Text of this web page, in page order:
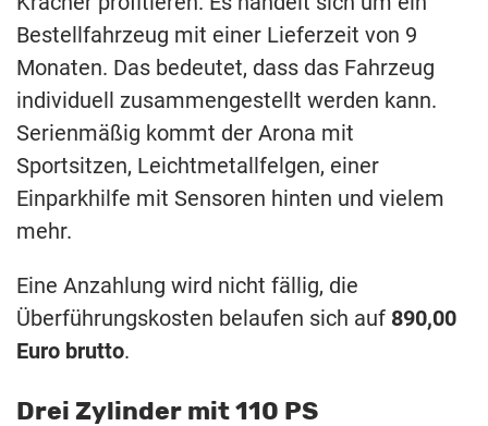
Bestellfahrzeug mit einer Lieferzeit von 9
Monaten. Das bedeutet, dass das Fahrzeug
individuell zusammengestellt werden kann.
Serienmäßig kommt der Arona mit
Sportsitzen, Leichtmetallfelgen, einer
Einparkhilfe mit Sensoren hinten und vielem
mehr.
Eine Anzahlung wird nicht fällig, die
Überführungskosten belaufen sich auf 890,00
Euro brutto.
Drei Zylinder mit 110 PS